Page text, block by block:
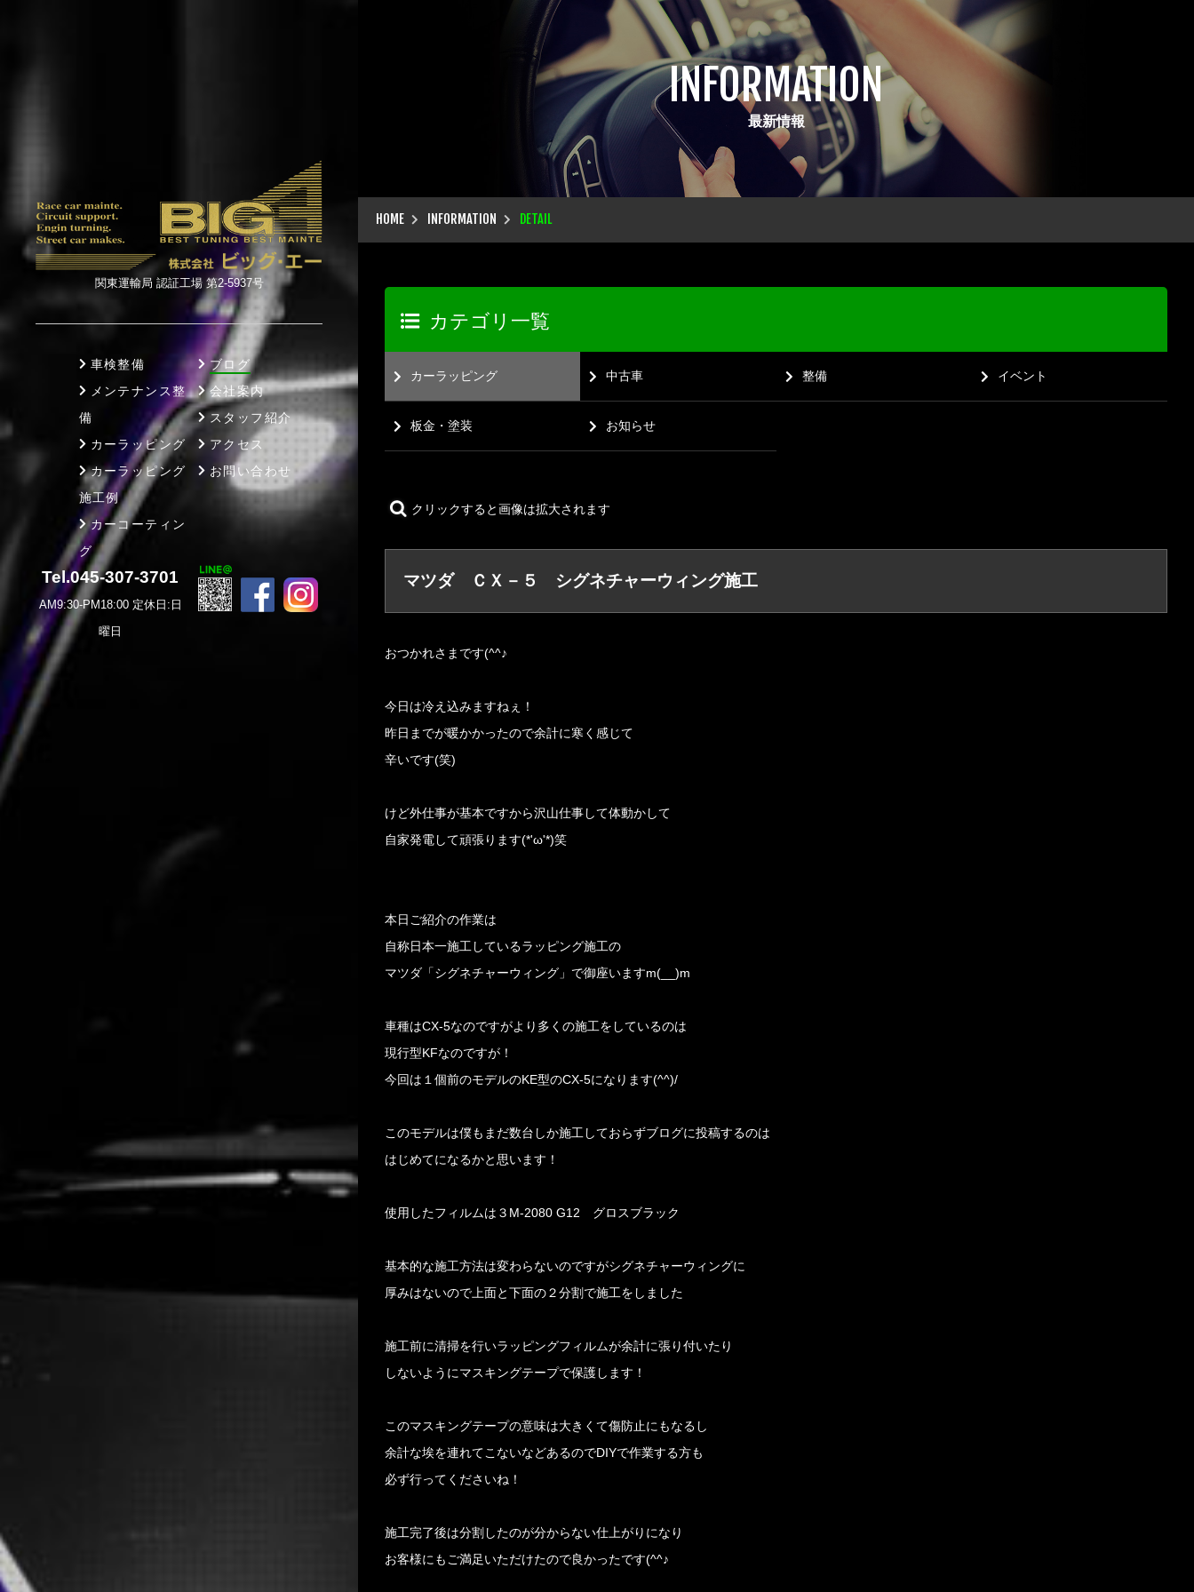
関東運輸局 認証工場 第2-5937号
車検整備
メンテナンス整
備
カーラッピング
カーラッピング
施工例
カーコーティン
グ
ブログ
会社案内
スタッフ紹介
アクセス
お問い合わせ
Tel.045-307-3701
AM9:30-PM18:00 定休日:日
曜日
INFORMATION
最新情報
HOME INFORMATION DETAIL
カテゴリ一覧
カーラッピング 中古車 整備 イベント
板金・塗装 お知らせ
クリックすると画像は拡大されます
マツダ ＣＸ－５ シグネチャーウィング施工
おつかれさまです(^^♪
今日は冷え込みますねぇ！
昨日までが暖かかったので余計に寒く感じて
辛いです(笑)
けど外仕事が基本ですから沢山仕事して体動かして
自家発電して頑張ります(*'ω'*)笑
本日ご紹介の作業は
自称日本一施工しているラッピング施工の
マツダ「シグネチャーウィング」で御座いますm(__)m
車種はCX-5なのですがより多くの施工をしているのは
現行型KFなのですが！
今回は１個前のモデルのKE型のCX-5になります(^^)/
このモデルは僕もまだ数台しか施工しておらずブログに投稿するのは
はじめてになるかと思います！
使用したフィルムは３M-2080 G12 グロスブラック
基本的な施工方法は変わらないのですがシグネチャーウィングに
厚みはないので上面と下面の２分割で施工をしました
施工前に清掃を行いラッピングフィルムが余計に張り付いたり
しないようにマスキングテープで保護します！
このマスキングテープの意味は大きくて傷防止にもなるし
余計な埃を連れてこないなどあるのでDIYで作業する方も
必ず行ってくださいね！
施工完了後は分割したのが分からない仕上がりになり
お客様にもご満足いただけたので良かったです(^^♪